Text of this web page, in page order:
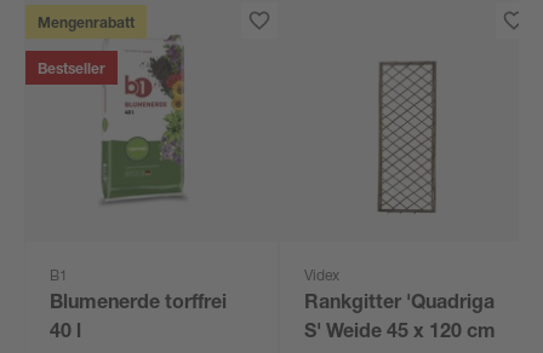
Mengenrabatt
Bestseller
B1
Blumenerde torffrei
40 l
Videx
Rankgitter 'Quadriga
S' Weide 45 x 120 cm